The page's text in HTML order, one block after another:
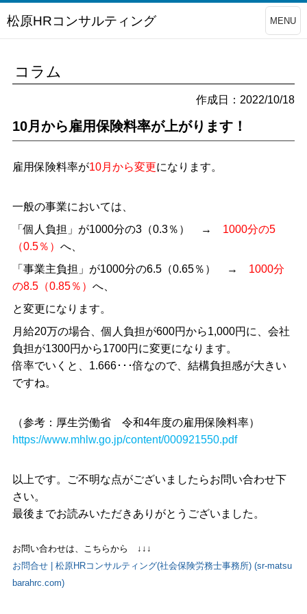
松原HRコンサルティング MENU
コラム
作成日：2022/10/18
10月から雇用保険料率が上がります！
雇用保険料率が10月から変更になります。
一般の事業においては、
「個人負担」が1000分の3（0.3％） → 1000分の5
（0.5％） へ、
「事業主負担」が1000分の6.5（0.65％） → 1000分
の8.5（0.85％） へ、
と変更になります。
月給20万の場合、個人負担が600円から1,000円に、会社
負担が1300円から1700円に変更になります。
倍率でいくと、1.666･･･倍なので、結構負担感が大きい
ですね。
（参考：厚生労働省 令和4年度の雇用保険料率）
https://www.mhlw.go.jp/content/000921550.pdf
以上です。ご不明な点がございましたらお問い合わせ下
さい。
最後までお読みいただきありがとうございました。
お問い合わせは、こちらから ↓↓↓
お問合せ | 松原HRコンサルティング(社会保険労務士事務所) (sr-matsu
barahrc.com)